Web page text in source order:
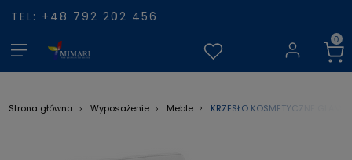
TEL: +48 792 202 456
Strona główna Wyposażenie Meble KRZESŁO KOSMETYCZNE